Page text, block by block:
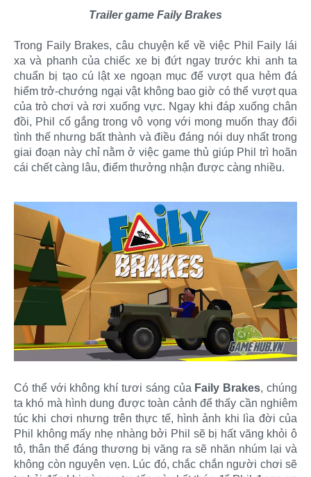
Trailer game Faily Brakes
Trong Faily Brakes, câu chuyện kể về việc Phil Faily lái
xa và phanh của chiếc xe bị đứt ngay trước khi anh ta
chuẩn bị tạo cú lật xe ngoạn mục để vượt qua hẻm đá
hiểm trở-chướng ngại vật không bao giờ có thể vượt qua
của trò chơi và rơi xuống vực. Ngay khi đáp xuống chân
đồi, Phil cố gắng trong vô vọng với mong muốn thay đổi
tình thế nhưng bất thành và điều đáng nói duy nhất trong
giai đoạn này chỉ nằm ở việc game thủ giúp Phil trì hoãn
cái chết càng lâu, điểm thưởng nhận được càng nhiều.
Có thể với không khí tươi sáng của Faily Brakes, chúng
ta khó mà hình dung được toàn cảnh để thấy cần nghiêm
túc khi chơi nhưng trên thực tế, hình ảnh khi lìa đời của
Phil không mấy nhẹ nhàng bởi Phil sẽ bị hất văng khỏi ô
tô, thân thể đáng thương bị văng ra sẽ nhăn nhúm lại và
không còn nguyên vẹn. Lúc đó, chắc chắn người chơi sẽ